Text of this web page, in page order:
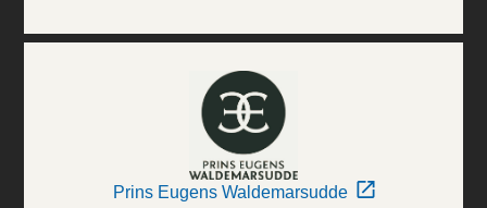
Prins Eugens Waldemarsudde